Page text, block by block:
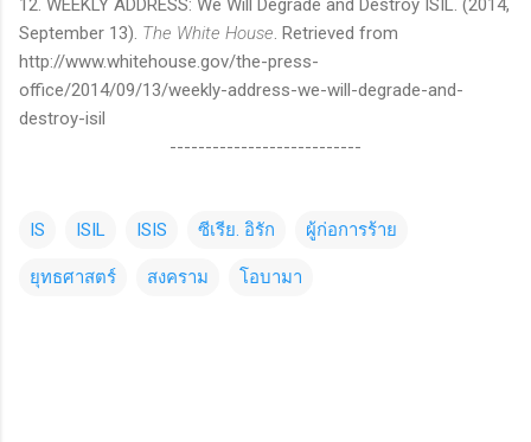
12. WEEKLY ADDRESS: We Will Degrade and Destroy ISIL. (2014,
September 13). The White House. Retrieved from
http://www.whitehouse.gov/the-press-
office/2014/09/13/weekly-address-we-will-degrade-and-
destroy-isil
---------------------------
IS ISIL ISIS ซีเรีย. อิรัก ผู้ก่อการร้าย
ยุทธศาสตร์ สงคราม โอบามา